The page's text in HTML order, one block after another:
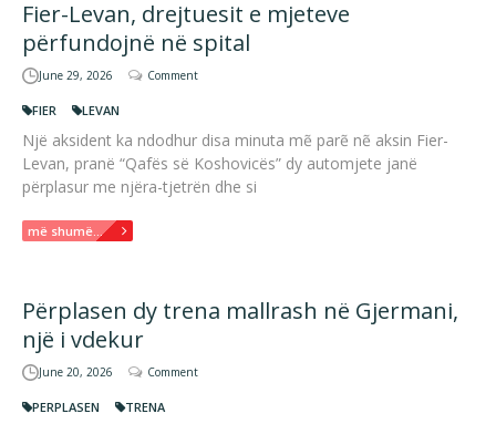
Fier-Levan, drejtuesit e mjeteve
përfundojnë në spital
June 29, 2026 Comment
FIER LEVAN
Një aksident ka ndodhur disa minuta mẽ parẽ nẽ aksin Fier-
Levan, pranë “Qafës së Koshovicës” dy automjete janë
përplasur me njëra-tjetrën dhe si
më shumë...
Përplasen dy trena mallrash në Gjermani,
një i vdekur
June 20, 2026 Comment
PERPLASEN TRENA